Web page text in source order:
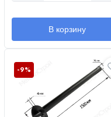
В корзину
-9%